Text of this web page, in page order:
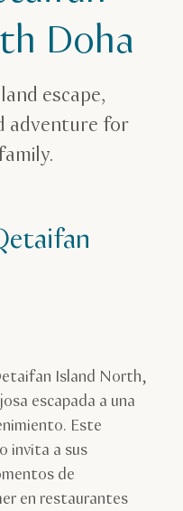
Doha
escape,
adventure for
Island North,
escapada a una
Este
invita a sus
de
en restaurantes